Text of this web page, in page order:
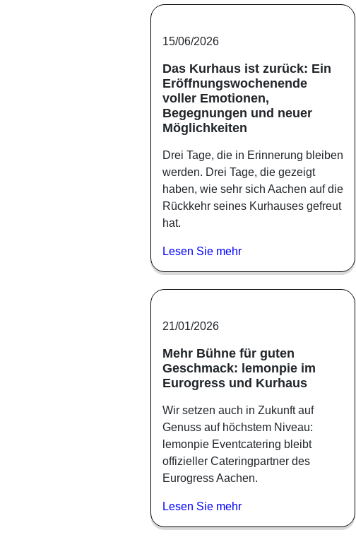
15/06/2026
Das Kurhaus ist zurück: Ein
Eröffnungswochenende
voller Emotionen,
Begegnungen und neuer
Möglichkeiten
Drei Tage, die in Erinnerung bleiben
werden. Drei Tage, die gezeigt
haben, wie sehr sich Aachen auf die
Rückkehr seines Kurhauses gefreut
hat.
Lesen Sie mehr
21/01/2026
Mehr Bühne für guten
Geschmack: lemonpie im
Eurogress und Kurhaus
Wir setzen auch in Zukunft auf
Genuss auf höchstem Niveau:
lemonpie Eventcatering bleibt
offizieller Cateringpartner des
Eurogress Aachen.
Lesen Sie mehr